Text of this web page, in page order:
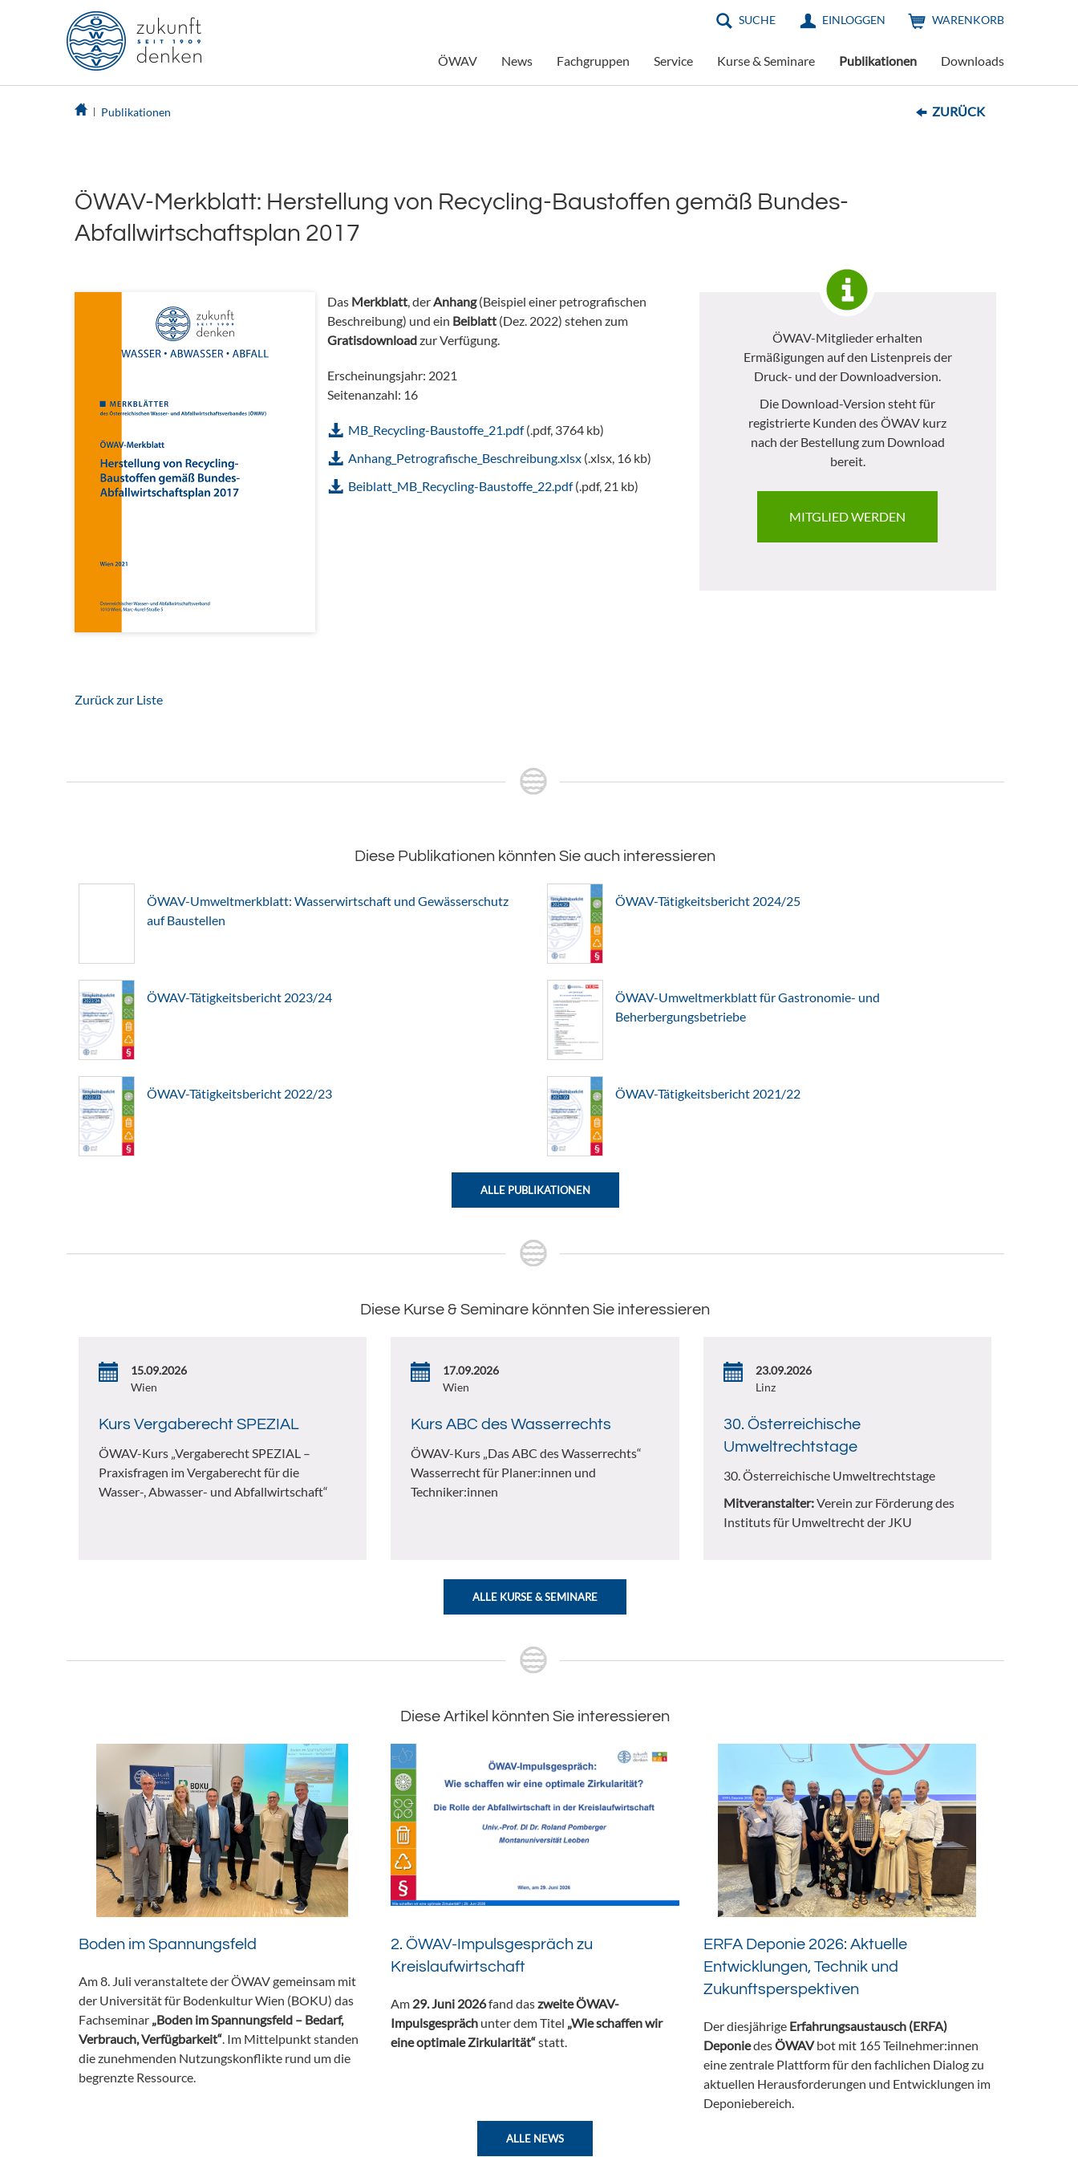
SUCHE EINLOGGEN WARENKORB
ÖWAV News Fachgruppen Service Kurse & Seminare Publikationen Downloads
Publikationen ZURÜCK
ÖWAV-Merkblatt: Herstellung von Recycling-Baustoffen gemäß Bundes-
Abfallwirtschaftsplan 2017
Das Merkblatt, derAnhang(Beispiel einer petrografischen
Beschreibung) und ein Beiblatt (Dez. 2022) stehen zum
Gratisdownloadzur Verfügung.
Erscheinungsjahr: 2021
Seitenanzahl: 16
MB_Recycling-Baustoffe_21.pdf(.pdf, 3764 kb)
Anhang_Petrografische_Beschreibung.xlsx(.xlsx, 16 kb)
Beiblatt_MB_Recycling-Baustoffe_22.pdf(.pdf, 21 kb)
ÖWAV-Mitglieder erhalten
Ermäßigungen auf den Listenpreis der
Druck- und der Downloadversion.
Die Download-Version steht für
registrierte Kunden des ÖWAV kurz
nach der Bestellung zum Download
bereit.
MITGLIED WERDEN
Zurück zur Liste
Diese Publikationen könnten Sie auch interessieren
ÖWAV-Umweltmerkblatt: Wasserwirtschaft und Gewässerschutz
auf Baustellen
ÖWAV-Tätigkeitsbericht 2024/25
ÖWAV-Tätigkeitsbericht 2023/24
ÖWAV-Umweltmerkblatt für Gastronomie- und
Beherbergungsbetriebe
ÖWAV-Tätigkeitsbericht 2022/23 ÖWAV-Tätigkeitsbericht 2021/22
ALLE PUBLIKATIONEN
Diese Kurse & Seminare könnten Sie interessieren
15.09.2026
Wien
Kurs Vergaberecht SPEZIAL
ÖWAV-Kurs „Vergaberecht SPEZIAL –
Praxisfragen im Vergaberecht für die
Wasser-, Abwasser- und Abfallwirtschaft“
17.09.2026
Wien
Kurs ABC des Wasserrechts
ÖWAV-Kurs „Das ABC des Wasserrechts“
Wasserrecht für Planer:innen und
Techniker:innen
23.09.2026
Linz
30. Österreichische
Umweltrechtstage
30. Österreichische Umweltrechtstage
Mitveranstalter:Verein zur Förderung des
Instituts für Umweltrecht der JKU
ALLE KURSE & SEMINARE
Diese Artikel könnten Sie interessieren
Boden im Spannungsfeld
Am 8. Juli veranstaltete der ÖWAV gemeinsam mit
der Universität für Bodenkultur Wien (BOKU) das
Fachseminar „Boden im Spannungsfeld – Bedarf,
Verbrauch, Verfügbarkeit“. Im Mittelpunkt standen
die zunehmenden Nutzungskonflikte rund um die
begrenzte Ressource.
2. ÖWAV-Impulsgespräch zu
Kreislaufwirtschaft
Am 29. Juni 2026fand daszweite ÖWAV-
Impulsgespräch unter dem Titel „Wie schaffen wir
eine optimale Zirkularität“statt.
ERFA Deponie 2026: Aktuelle
Entwicklungen, Technik und
Zukunftsperspektiven
Der diesjährige Erfahrungsaustausch (ERFA)
DeponiedesÖWAVbot mit 165 Teilnehmer:innen
eine zentrale Plattform für den fachlichen Dialog zu
aktuellen Herausforderungen und Entwicklungen im
Deponiebereich.
ALLE NEWS